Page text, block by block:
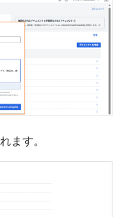
ます。